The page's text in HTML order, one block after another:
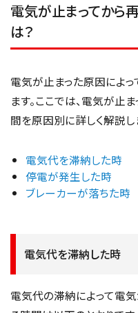
電気が止まってから
は？
電気が止まった原因によっ
ます。ここでは、電気が止
間を原因別に詳しく解説し
電気代を滞納した時
停電が発生した時
ブレーカーが落ちた時
電気代を滞納した時
電気代の滞納によって電